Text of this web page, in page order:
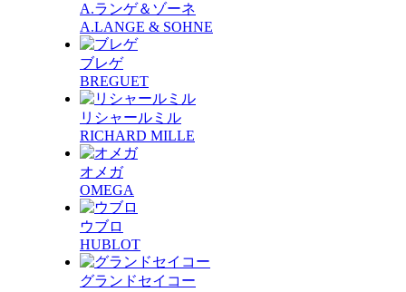
A.ランゲ＆ゾーネ
A.LANGE & SOHNE
ブレゲ
BREGUET
リシャールミル
RICHARD MILLE
オメガ
OMEGA
ウブロ
HUBLOT
グランドセイコー